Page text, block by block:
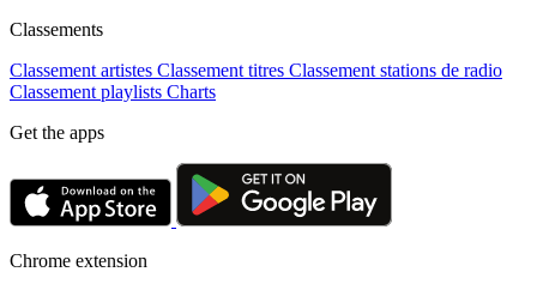
Classements
Classement artistes Classement titres Classement stations de radio
Classement playlists Charts
Get the apps
Chrome extension